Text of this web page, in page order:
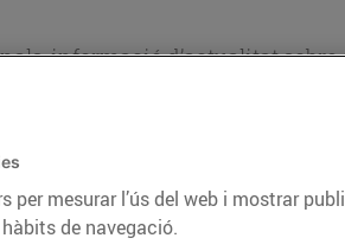
informació d’actualitat
ENERGIA GASTRONOMIA I
per mesurar l’ús del web i mostrar
de navegació.